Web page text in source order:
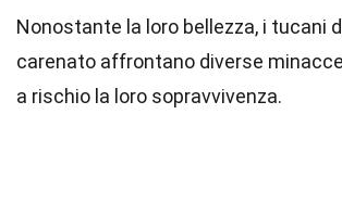
Nonostante la loro bellezza, i tucani
carenato affrontano diverse
a rischio la loro sopravvivenza.